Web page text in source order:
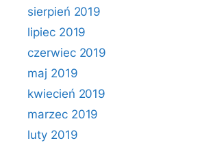
sierpień 2019
lipiec 2019
czerwiec 2019
maj 2019
kwiecień 2019
marzec 2019
luty 2019